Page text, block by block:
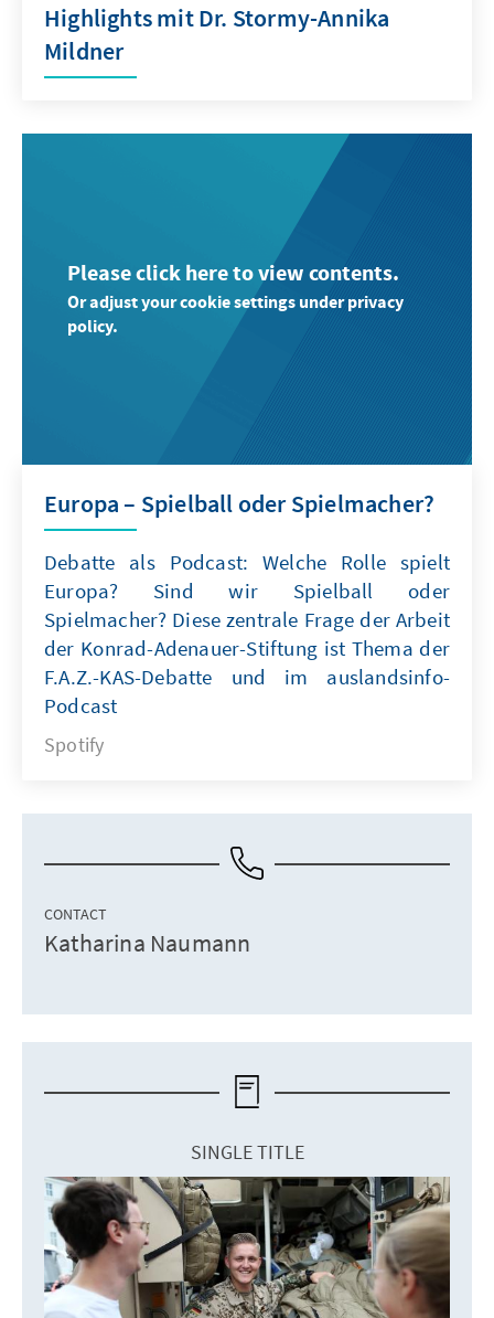
Highlights mit Dr. Stormy-Annika
Mildner
Please click here to view contents.
Or adjust your cookie settings under privacy
policy.
Europa – Spielball oder Spielmacher?
Debatte als Podcast: Welche Rolle spielt
Europa? Sind wir Spielball oder
Spielmacher? Diese zentrale Frage der Arbeit
der Konrad-Adenauer-Stiftung ist Thema der
F.A.Z.-KAS-Debatte und im auslandsinfo-
Podcast
Spotify
CONTACT
Katharina Naumann
SINGLE TITLE